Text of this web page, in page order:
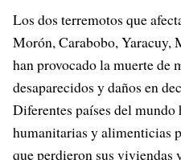
Los dos terremotos que
Morón, Carabobo, Yaracuy,
han provocado la muerte de
desaparecidos y daños en
Diferentes países del mundo
humanitarias y alimenticias
que perdieron sus viviendas